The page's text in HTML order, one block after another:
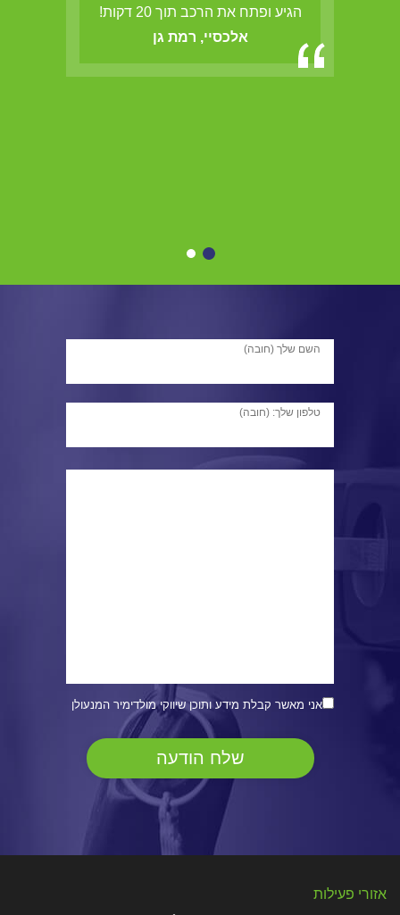
הגיע ופתח את הרכב תוך 20 דקות!
אלכסיי, רמת גן
השם שלך (חובה)
טלפון שלך: (חובה)
אני מאשר קבלת מידע ותוכן שיווקי מולדימיר המנעולן
אזורי פעילות